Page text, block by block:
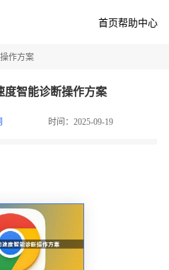
首页帮助中心
作方案
度智能诊断操作方案
时间：2025-09-19